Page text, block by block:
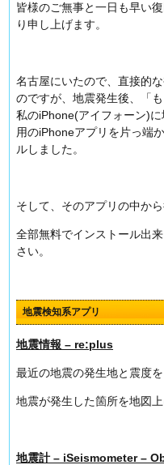
皆様のご無事と一日も早い
り申し上げます。
名古屋にいたので、直接的
のですが、地震発生後、「
私のiPhone(アイフォーン)
用のiPhoneアプリを片っ端
ルしました。
そして、そのアプリの中か
全部無料でインストール出
さい。
地震検知系アプリ
地震情報 – re:plus
最近の地震の発生地と震度を
地震が発生した箇所を地図
地震計 – iSeismometer –